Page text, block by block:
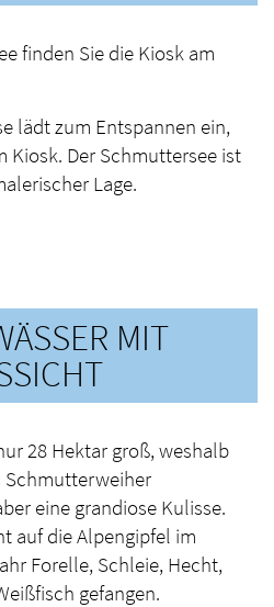
finden Sie die Kiosk am
lädt zum Entspannen ein,
Kiosk. Der Schmuttersee ist
Lage.
MIT
28 Hektar groß, weshalb
Schmutterweiher
eine grandiose Kulisse.
auf die Alpengipfel im
Forelle, Schleie, Hecht,
gefangen.